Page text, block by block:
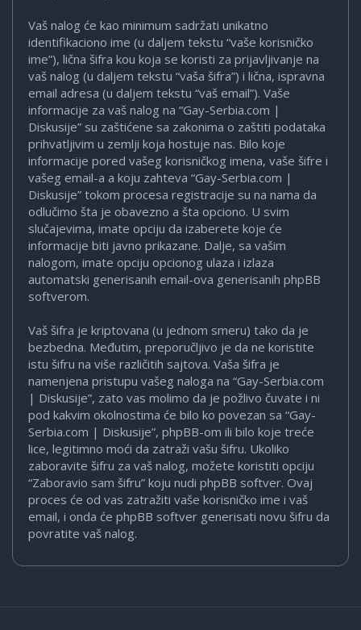
Vaš nalog će kao minimum sadržati unikatno
identifikaciono ime (u daljem tekstu “vaše korisničko
ime”), lična šifra kou koja se koristi za prijavljivanje na
vaš nalog (u daljem tekstu “vaša šifra”) i lična, ispravna
email adresa (u daljem tekstu “vaš email”). Vaše
informacije za vaš nalog na “Gay-Serbia.com |
Diskusije” su zaštićene sa zakonima o zaštiti podataka
prihvatljivim u zemlji koja hostuje nas. Bilo koje
informacije pored vašeg korisničkog imena, vaše šifre i
vašeg email-a a koju zahteva “Gay-Serbia.com |
Diskusije” tokom procesa registracije su na nama da
odlučimo šta je obavezno a šta opciono. U svim
slučajevima, imate opciju da izaberete koje će
informacije biti javno prikazane. Dalje, sa vašim
nalogom, imate opciju opcionog ulaza i izlaza
automatski generisanih email-ova generisanih phpBB
softverom.
Vaš šifra je kriptovana (u jednom smeru) tako da je
bezbedna. Međutim, preporučljivo je da ne koristite
istu šifru na više različitih sajtova. Vaša šifra je
namenjena pristupu vašeg naloga na “Gay-Serbia.com
| Diskusije”, zato vas molimo da je požlivo čuvate i ni
pod kakvim okolnostima će bilo ko povezan sa “Gay-
Serbia.com | Diskusije”, phpBB-om ili bilo koje treće
lice, legitimno moći da zatraži vašu šifru. Ukoliko
zaboravite šifru za vaš nalog, možete koristiti opciju
“Zaboravio sam šifru” koju nudi phpBB softver. Ovaj
proces će od vas zatražiti vaše korisničko ime i vaš
email, i onda će phpBB softver generisati novu šifru da
povratite vaš nalog.